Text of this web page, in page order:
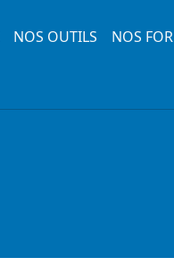
NOS OUTILS NOS